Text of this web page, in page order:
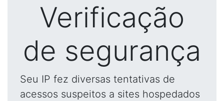
Verificação
de segurança
Seu IP fez diversas tentativas de
acessos suspeitos a sites hospedados